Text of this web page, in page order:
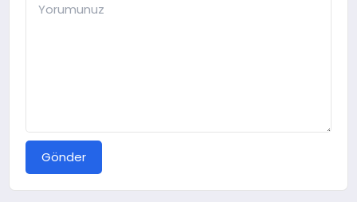
Gönder